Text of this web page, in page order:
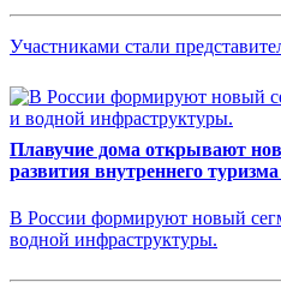
Участниками стали
Плавучие дома открывают
развития внутреннего
В России формируют новый
водной инфраструктуры.